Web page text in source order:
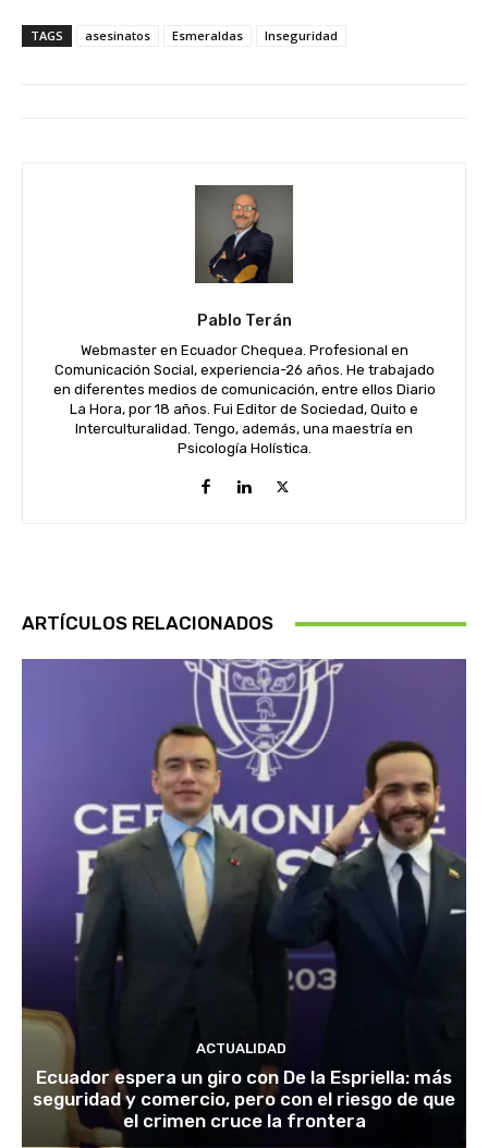
TAGS asesinatos Esmeraldas Inseguridad
Pablo Terán
Webmaster en Ecuador Chequea. Profesional en
Comunicación Social, experiencia-26 años. He trabajado
en diferentes medios de comunicación, entre ellos Diario
La Hora, por 18 años. Fui Editor de Sociedad, Quito e
Interculturalidad. Tengo, además, una maestría en
Psicología Holística.
ARTÍCULOS RELACIONADOS
ACTUALIDAD
Ecuador espera un giro con De la Espriella: más
seguridad y comercio, pero con el riesgo de que
el crimen cruce la frontera